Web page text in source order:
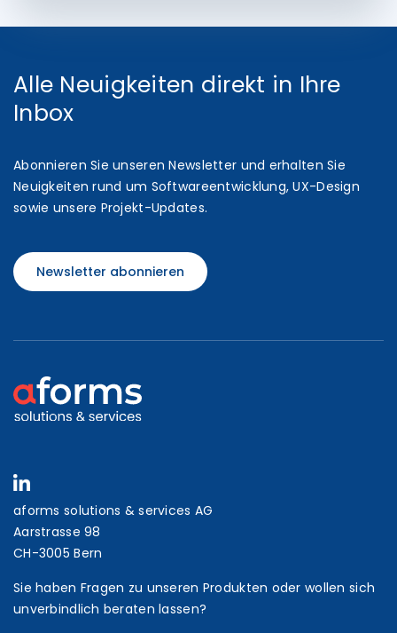
Alle Neuigkeiten direkt in Ihre
Inbox
Abonnieren Sie unseren Newsletter und erhalten Sie
Neuigkeiten rund um Softwareentwicklung, UX-Design
sowie unsere Projekt-Updates.
Newsletter abonnieren
aforms solutions & services AG
Aarstrasse 98
CH-3005 Bern
Sie haben Fragen zu unseren Produkten oder wollen sich
unverbindlich beraten lassen?